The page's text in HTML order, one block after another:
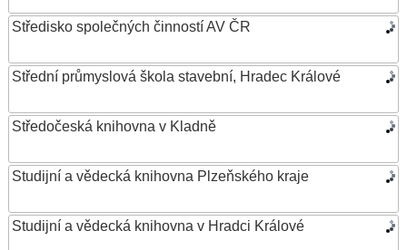
Středisko společných činností AV ČR
Střední průmyslová škola stavební, Hradec Králové
Středočeská knihovna v Kladně
Studijní a vědecká knihovna Plzeňského kraje
Studijní a vědecká knihovna v Hradci Králové